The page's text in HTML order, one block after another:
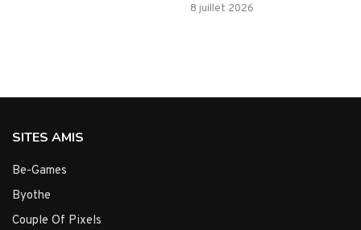
8 juillet 2026
SITES AMIS
Be-Games
Byothe
Couple Of Pixels